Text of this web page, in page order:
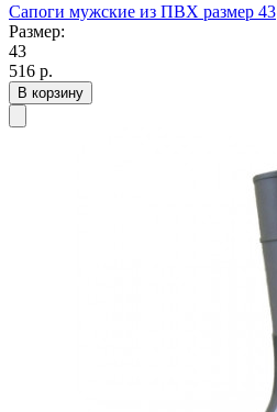
Сапоги мужские из ПВХ размер 43
Размер:
43
516 р.
В корзину